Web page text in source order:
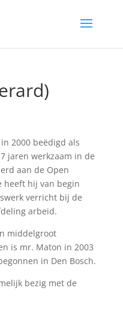
2000 beëdigd als
jaren werkzaam in de
aan de Open
heeft hij van begin
verricht bij de
arbeid.
middelgroot
is mr. Maton in 2003
in Den Bosch.
bezig met de